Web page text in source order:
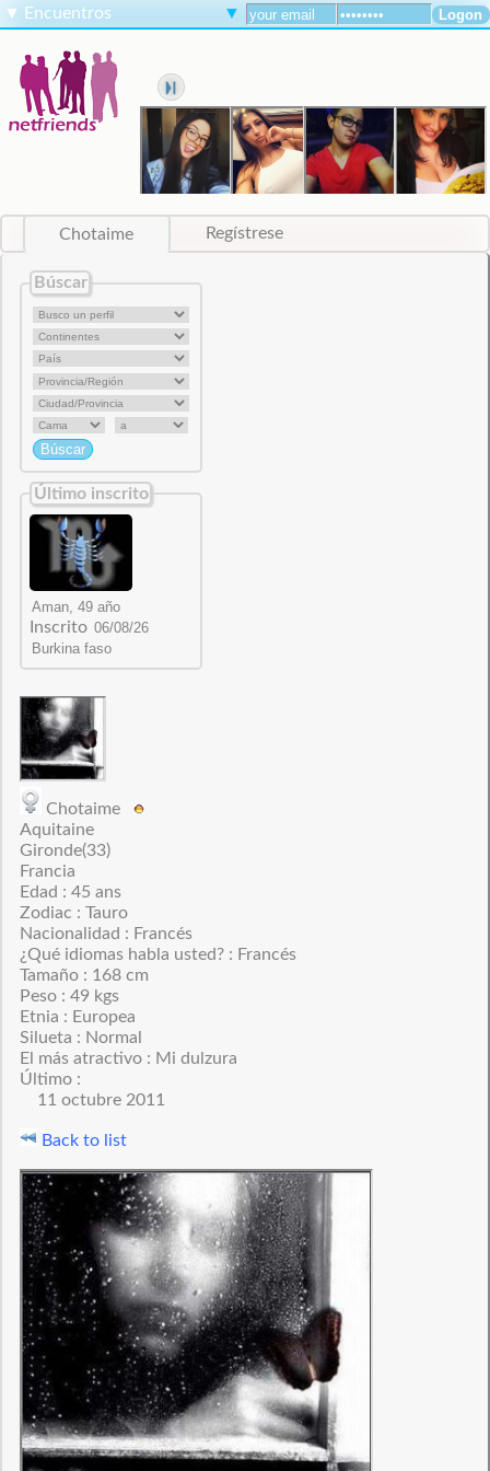
▼ Encuentros ▼
Chotaime Regístrese
Búscar
Último inscrito
Inscrito
Chotaime
Aquitaine
Gironde(33)
Francia
Edad : 45 ans
Zodiac : Tauro
Nacionalidad : Francés
¿Qué idiomas habla usted? : Francés
Tamaño : 168 cm
Peso : 49 kgs
Etnia : Europea
Silueta : Normal
El más atractivo : Mi dulzura
Último :
11 octubre 2011
Back to list